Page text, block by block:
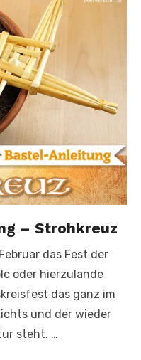
– Strohkreuz
das Fest der
oder hierzulande
das ganz im
und der wieder
steht. …